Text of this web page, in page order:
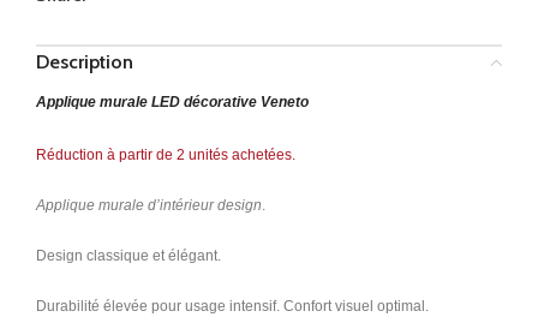
Description
Applique murale LED décorative Veneto
Réduction à partir de 2 unités achetées.
Applique murale d’intérieur design.
Design classique et élégant.
Durabilité élevée pour usage intensif. Confort visuel optimal.